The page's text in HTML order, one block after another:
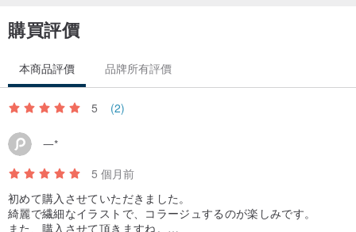
由東京知名百貨 Sogo & Seibu 營運的選品概念店 CHOOSEBASE
為妳的想像，添上一抹優雅的輪廓。
※ delicate laser-cut design.
購買評價
本商品評價 品牌所有評價
5 (2)
一*
5 個月前
初めて購入させていただきました。
綺麗で繊細なイラストで、コラージュするのが楽しみです。
また、購入させて頂きますね。